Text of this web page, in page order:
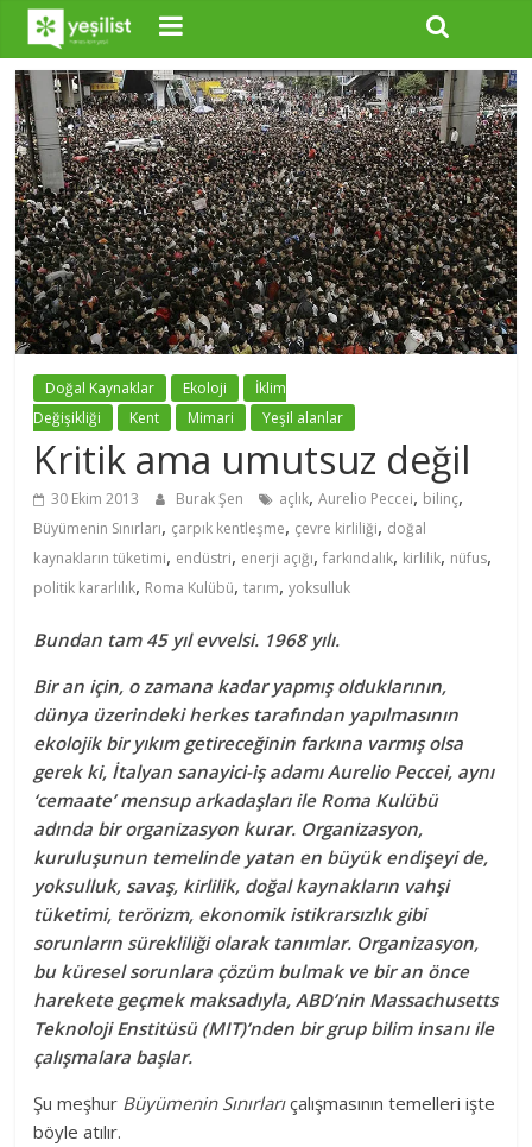
Doğal Kaynaklar Ekoloji
İklim
Değişikliği
Kent Mimari Yeşil alanlar
Kritik ama umutsuz değil
30 Ekim 2013 Burak Şen açlık,Aurelio Peccei, bilinç,
Büyümenin Sınırları, çarpık kentleşme, çevre kirliliği, doğal
kaynakların tüketimi, endüstri, enerji açığı,farkındalık, kirlilik, nüfus,
politik kararlılık, Roma Kulübü,tarım,yoksulluk
Bundan tam 45 yıl evvelsi. 1968 yılı.
Bir an için, o zamana kadar yapmış olduklarının,
dünya üzerindeki herkes tarafından yapılmasının
ekolojik bir yıkım getireceğinin farkına varmış olsa
gerek ki, İtalyan sanayici-iş adamı Aurelio Peccei, aynı
‘cemaate’ mensup arkadaşları ile Roma Kulübü
adında bir organizasyon kurar. Organizasyon,
kuruluşunun temelinde yatan en büyük endişeyi de,
yoksulluk, savaş, kirlilik, doğal kaynakların vahşi
tüketimi, terörizm, ekonomik istikrarsızlık gibi
sorunların sürekliliği olarak tanımlar. Organizasyon,
bu küresel sorunlara çözüm bulmak ve bir an önce
harekete geçmek maksadıyla, ABD’nin Massachusetts
Teknoloji Enstitüsü (MIT)’nden bir grup bilim insanı ile
çalışmalara başlar.
Şu meşhur Büyümenin Sınırlarıçalışmasının temelleri işte
böyle atılır.